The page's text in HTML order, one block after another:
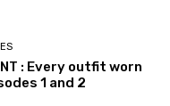
: Every outfit worn
1 and 2